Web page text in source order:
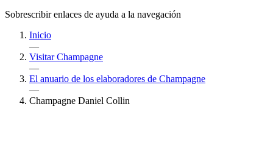
Sobrescribir enlaces de ayuda a la navegación
Inicio
—
Visitar Champagne
—
El anuario de los elaboradores de Champagne
—
Champagne Daniel Collin